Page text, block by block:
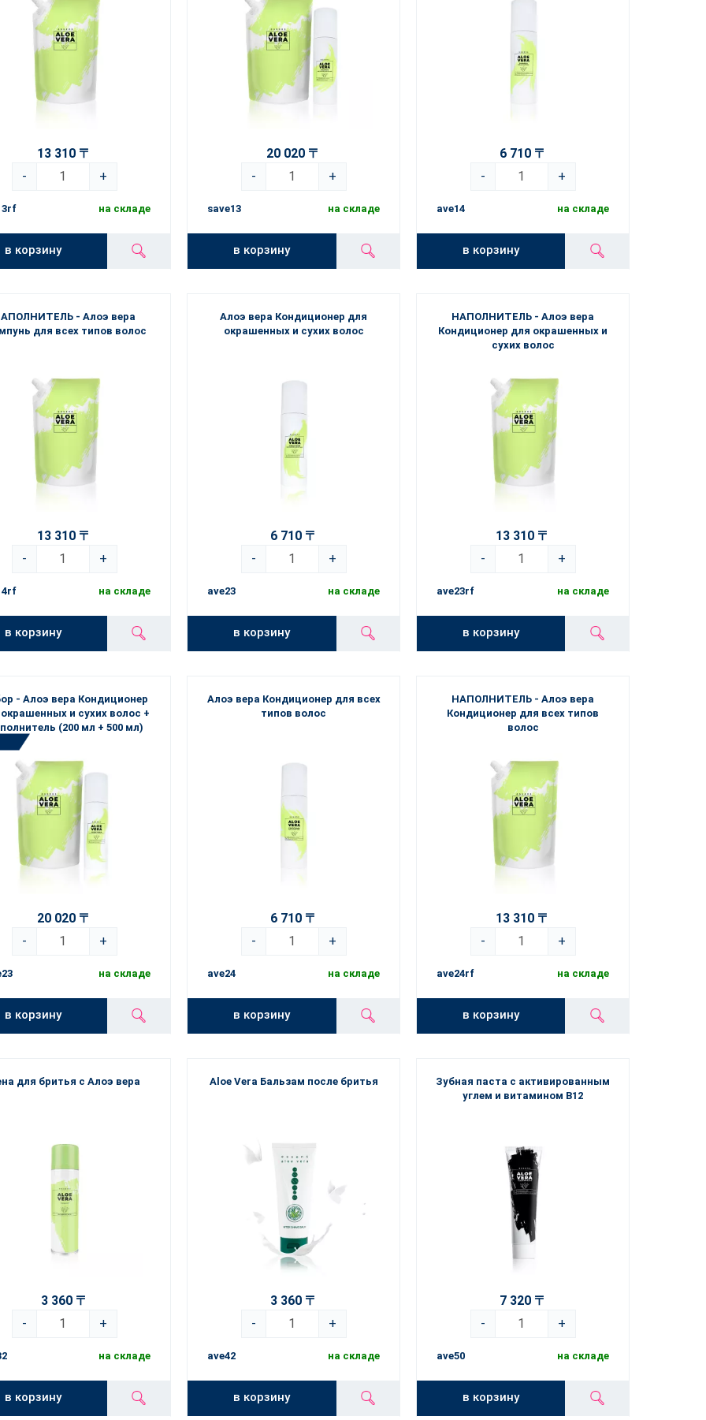
13 310 〒
-
+
на складе
в корзину
20 020 〒
-
+
save13 на складе
в корзину
6 710 〒
-
+
ave14 на складе
в корзину
- Алоэ вера
для всех типов волос
13 310 〒
-
+
на складе
в корзину
Алоэ вера Кондиционер для
окрашенных и сухих волос
6 710 〒
-
+
ave23 на складе
в корзину
НАПОЛНИТЕЛЬ - Алоэ вера
Кондиционер для окрашенных и
сухих волос
13 310 〒
-
+
ave23rf на складе
в корзину
- Алоэ вера Кондиционер
и сухих волос +
(200 мл + 500 мл)
20 020 〒
-
+
на складе
в корзину
Алоэ вера Кондиционер для всех
типов волос
6 710 〒
-
+
ave24 на складе
в корзину
НАПОЛНИТЕЛЬ - Алоэ вера
Кондиционер для всех типов
волос
13 310 〒
-
+
ave24rf на складе
в корзину
для бритья с Алоэ вера
3 360 〒
-
+
на складе
в корзину
Aloe Vera Бальзам после бритья
3 360 〒
-
+
ave42 на складе
в корзину
Зубная паста с активированным
углем и витамином В12
7 320 〒
-
+
ave50 на складе
в корзину